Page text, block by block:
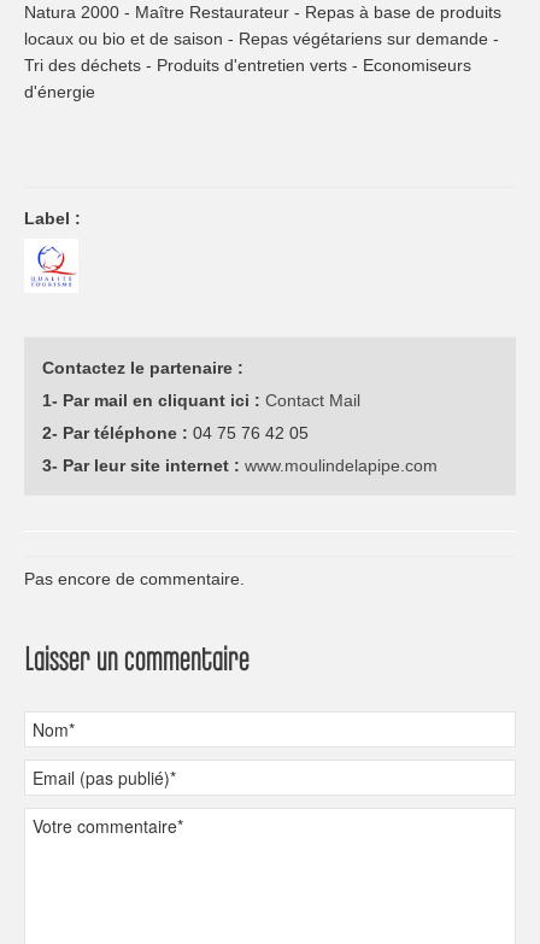
Natura 2000 - Maître Restaurateur - Repas à base de produits
locaux ou bio et de saison - Repas végétariens sur demande -
Tri des déchets - Produits d'entretien verts - Economiseurs
d'énergie
Label :
Contactez le partenaire :
1- Par mail en cliquant ici : Contact Mail
2- Par téléphone : 04 75 76 42 05
3- Par leur site internet : www.moulindelapipe.com
Pas encore de commentaire.
Laisser un commentaire